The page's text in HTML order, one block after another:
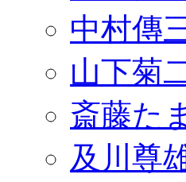
中村傳
山下菊
斎藤た
及川尊